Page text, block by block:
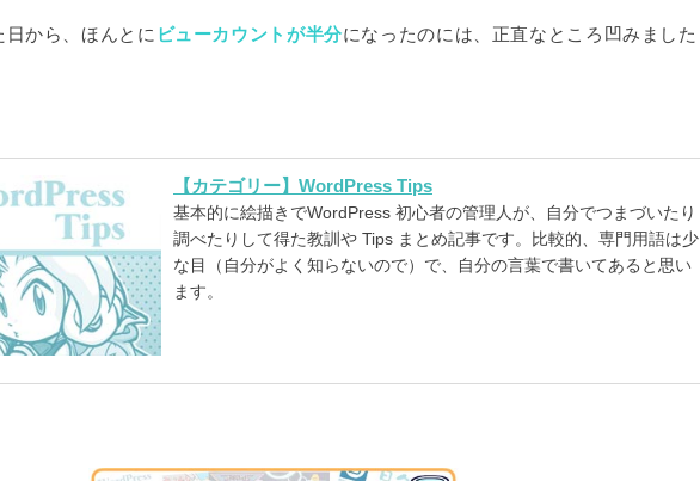
から、ほんとに ビューカウントが半分になったのには、正直なところ凹みました
【カテゴリー】WordPress Tips
基本的に絵描きでWordPress 初心者の管理人が、自分でつまづいたり
調べたりして得た教訓や Tips まとめ記事です。比較的、専門用語は少
な目（自分がよく知らないので）で、自分の言葉で書いてあると思い
ます。